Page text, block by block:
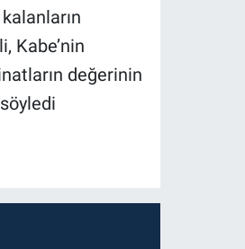
Kabe’nin
değerinin